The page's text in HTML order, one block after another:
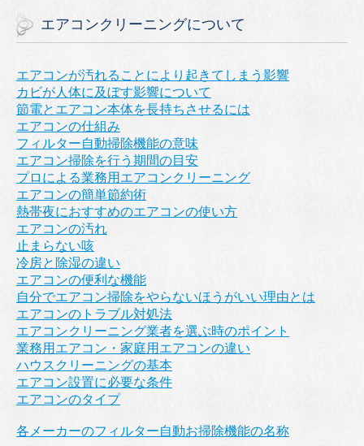
エアコンクリーニングについて
エアコンが汚れることにより起きてしまう影響
カビが人体に及ぼす影響について
節電とエアコン本体を長持ちさせるには
エアコンの仕組み
フィルター自動掃除機能の意味
エアコン掃除を行う期間の目安
プロによる業務用エアコンクリーニング
エアコンの簡単節約術
熱帯夜におすすめのエアコンの使い方
エアコンの汚れ
止まらない咳
冷房と除湿の違い
エアコンの便利な機能
自分でエアコン掃除をやらないほうがいい理由とは
エアコンのトラブル対処法
エアコンクリーニング業者を選ぶ時のポイント
業務用エアコン・家庭用エアコンの違い
ハウスクリーニングの基本
エアコン設置に必要な条件
エアコンのタイプ
各メーカーのフィルター自動お掃除機能の名称